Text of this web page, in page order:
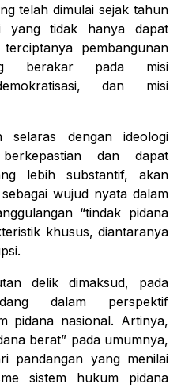
telah dimulai sejak tahun
yang tidak hanya dapat
pembangunan
berakar pada misi
dan misi
selaras dengan ideologi
dan dapat
lebih substantif, akan
wujud nyata dalam
“tindak pidana
khusus, diantaranya
delik dimaksud, pada
dalam perspektif
pidana nasional. Artinya,
berat” pada umumnya,
pandangan yang menilai
sistem hukum pidana